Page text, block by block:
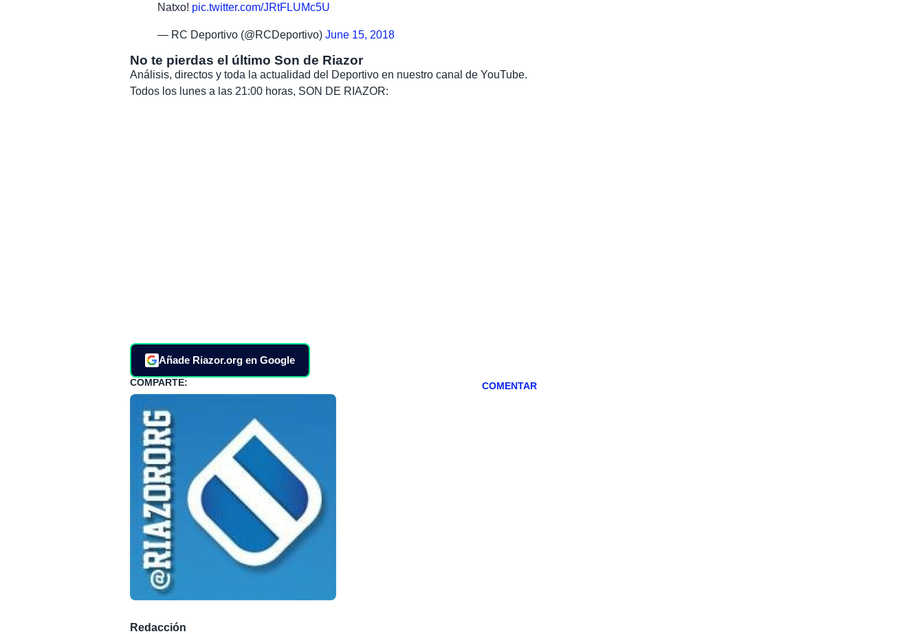
Natxo! pic.twitter.com/JRtFLUMc5U
— RC Deportivo (@RCDeportivo)June 15, 2018
No te pierdas el último Son de Riazor
Análisis, directos y toda la actualidad del Deportivo en nuestro canal de YouTube.
Todos los lunes a las 21:00 horas, SON DE RIAZOR:
Añade Riazor.org en Google
COMPARTE: COMENTAR
Redacción